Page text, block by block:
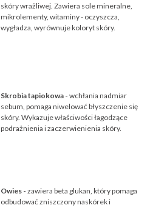
skóry wrażliwej. Zawiera sole mineralne,
mikrolementy, witaminy - oczyszcza,
wygładza, wyrównuje koloryt skóry.
Skrobia tapiokowa -wchłania nadmiar
sebum, pomaga niwelować błyszczenie się
skóry. Wykazuje właściwości łagodzące
podrażnienia i zaczerwienienia skóry.
Owies -zawiera beta glukan, który pomaga
odbudować zniszczony naskórek i